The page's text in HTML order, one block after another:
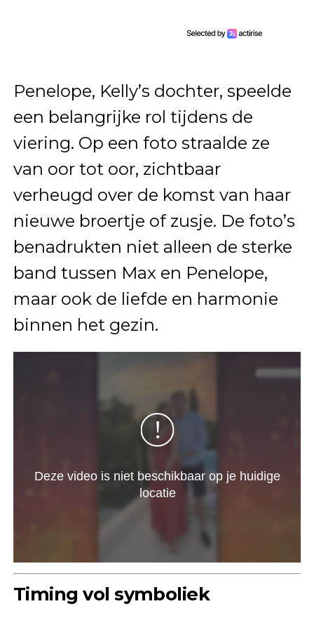
Penelope, Kelly’s dochter, speelde
een belangrijke rol tijdens de
viering. Op een foto straalde ze
van oor tot oor, zichtbaar
verheugd over de komst van haar
nieuwe broertje of zusje. De foto’s
benadrukten niet alleen de sterke
band tussen Max en Penelope,
maar ook de liefde en harmonie
binnen het gezin.
Timing vol symboliek